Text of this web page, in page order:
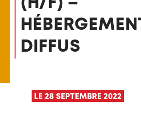
DIFFUS
LE 28 SEPTEMBRE 2022